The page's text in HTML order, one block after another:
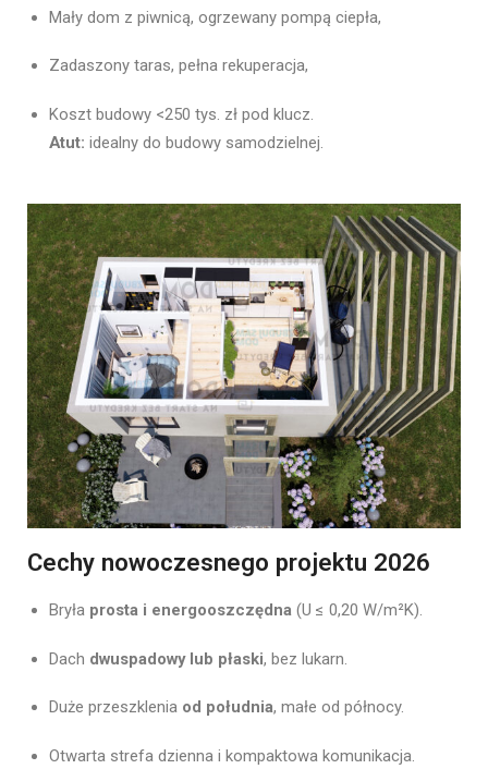
Mały dom z piwnicą, ogrzewany pompą ciepła,
Zadaszony taras, pełna rekuperacja,
Koszt budowy <250 tys. zł pod klucz.
Atut: idealny do budowy samodzielnej.
Cechy nowoczesnego projektu 2026
Bryła prosta i energooszczędna (U ≤ 0,20 W/m²K).
Dach dwuspadowy lub płaski, bez lukarn.
Duże przeszklenia od południa, małe od północy.
Otwarta strefa dzienna i kompaktowa komunikacja.